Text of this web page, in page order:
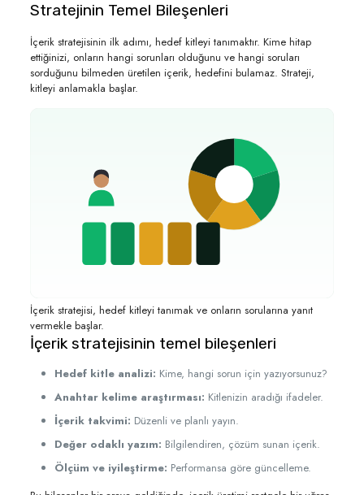
Stratejinin Temel Bileşenleri
İçerik stratejisinin ilk adımı, hedef kitleyi tanımaktır. Kime hitap
ettiğinizi, onların hangi sorunları olduğunu ve hangi soruları
sorduğunu bilmeden üretilen içerik, hedefini bulamaz. Strateji,
kitleyi anlamakla başlar.
İçerik stratejisi, hedef kitleyi tanımak ve onların sorularına yanıt
vermekle başlar.
İçerik stratejisinin temel bileşenleri
Hedef kitle analizi: Kime, hangi sorun için yazıyorsunuz?
Anahtar kelime araştırması: Kitlenizin aradığı ifadeler.
İçerik takvimi: Düzenli ve planlı yayın.
Değer odaklı yazım: Bilgilendiren, çözüm sunan içerik.
Ölçüm ve iyileştirme: Performansa göre güncelleme.